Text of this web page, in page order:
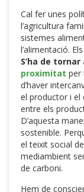
Cal fer unes
l’agricultura
sistemes
l’alimentació.
S’ha de
proximitat per
d’haver
el productor i el
entre els
D’aquesta
sostenible.
el teixit social
mediambient
de carboni.
Hem de